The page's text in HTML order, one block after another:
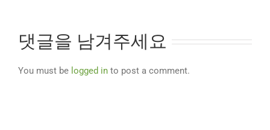
댓글을 남겨주세요
You must be logged in to post a comment.